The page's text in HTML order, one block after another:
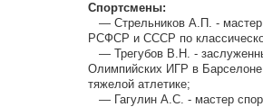
Спортсмены:
— Стрельников А.П. - мастер
РСФСР и СССР по
— Трегубов В.Н. -
Олимпийских ИГР в
тяжелой атлетике;
— Гагулин А.С. - мастер